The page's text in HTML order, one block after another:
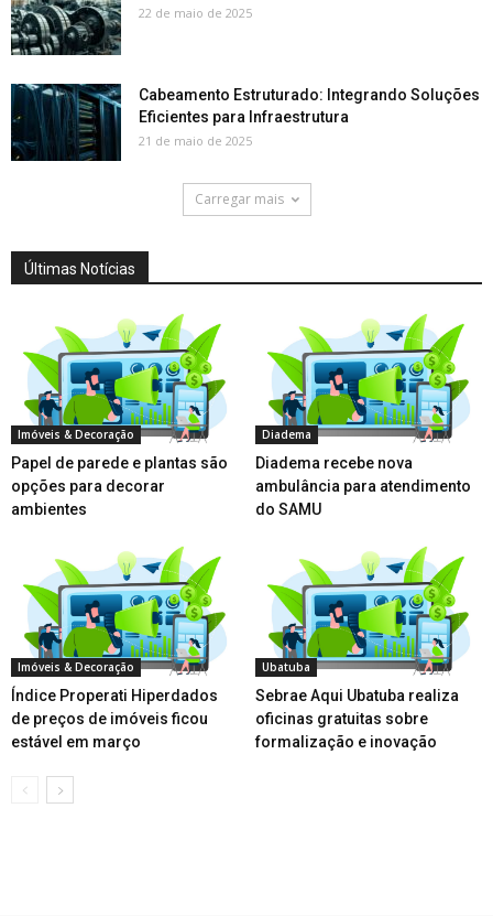
22 de maio de 2025
Cabeamento Estruturado: Integrando Soluções
Eficientes para Infraestrutura
21 de maio de 2025
Carregar mais
Últimas Notícias
Imóveis & Decoração
Papel de parede e plantas são
opções para decorar
ambientes
Diadema
Diadema recebe nova
ambulância para atendimento
do SAMU
Imóveis & Decoração
Índice Properati Hiperdados
de preços de imóveis ficou
estável em março
Ubatuba
Sebrae Aqui Ubatuba realiza
oficinas gratuitas sobre
formalização e inovação